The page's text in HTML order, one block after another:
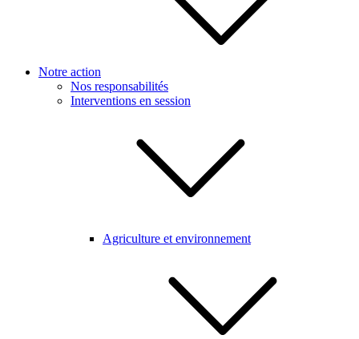
Notre action
Nos responsabilités
Interventions en session
Agriculture et environnement